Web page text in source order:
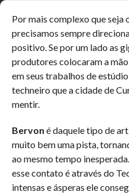
Por mais complexo que seja
precisamos sempre
positivo. Se por um lado as
produtores colocaram a
em seus trabalhos de
techneiro que a cidade de
mentir.
Bervon é daquele tipo de
muito bem uma pista,
ao mesmo tempo
esse contato é através do
intensas e ásperas ele